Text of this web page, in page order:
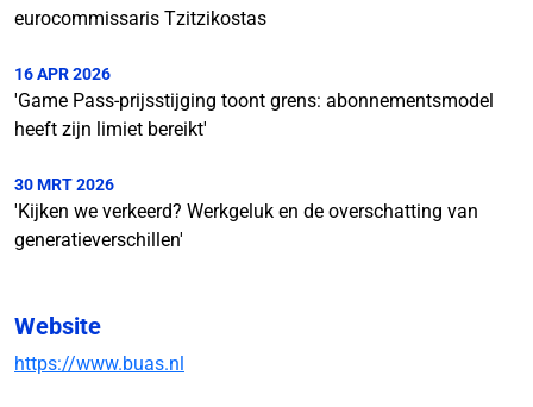
eurocommissaris Tzitzikostas
16 APR 2026
'Game Pass-prijsstijging toont grens: abonnementsmodel
heeft zijn limiet bereikt'
30 MRT 2026
'Kijken we verkeerd? Werkgeluk en de overschatting van
generatieverschillen'
Website
https://www.buas.nl